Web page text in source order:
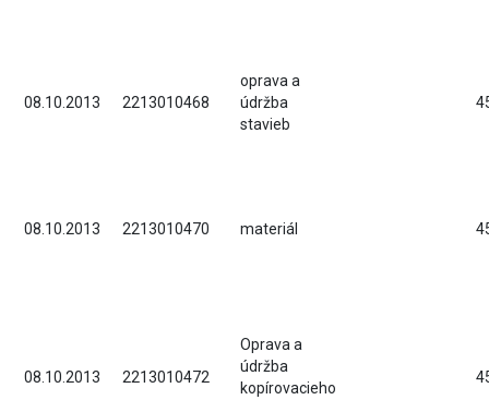
08.10.2013 2213010468
oprava a
údržba
stavieb
08.10.2013 2213010470 materiál
08.10.2013 2213010472
Oprava a
údržba
kopírovacieho